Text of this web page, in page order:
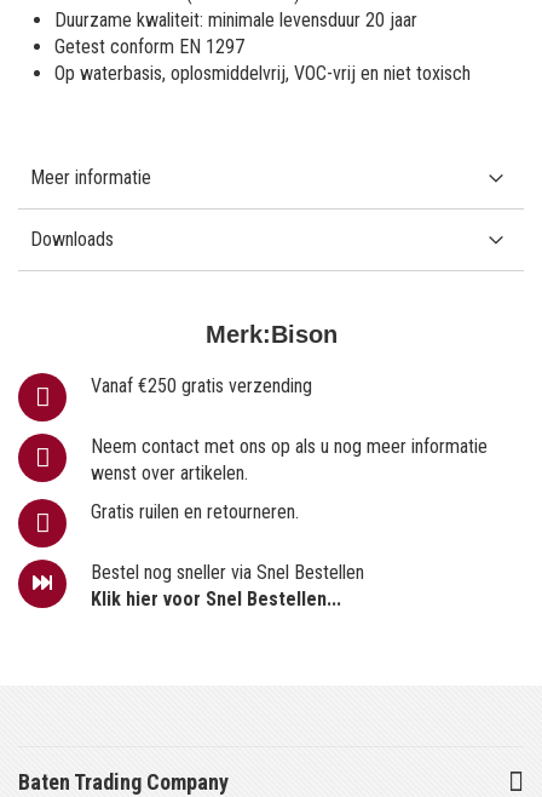
Merk:Bison
Vanaf €250 gratis verzending
Neem contact met ons op als u nog meer informatie
wenst over artikelen.
Gratis ruilen en retourneren.
Bestel nog sneller via Snel Bestellen
Klik hier voor Snel Bestellen...
Duurzame kwaliteit: minimale levensduur 20 jaar
Getest conform EN 1297
Op waterbasis, oplosmiddelvrij, VOC-vrij en niet toxisch
Meer informatie
Downloads
Baten Trading Company